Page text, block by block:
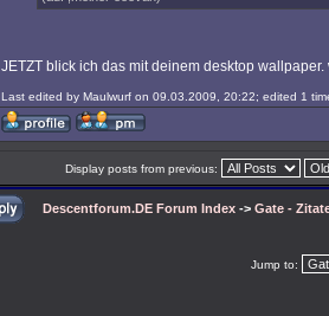
JETZT blick ich das mit deinem desktop
Last edited by Maulwurf on 09.03.2009, 20:22; edited 1
Display posts from previous:
Descentforum.DE Forum Index -> Gate -
Jump to: